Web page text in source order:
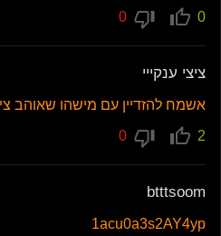
0
ציצי ענקייי
אשמח להזדיין עם מישהו שאוהב
2
btttsoom
1acu0a3s2AY4yp